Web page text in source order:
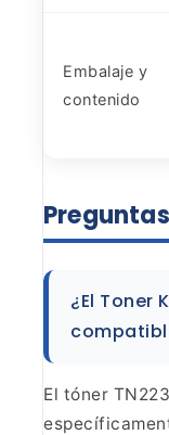
Embalaje y
contenido
Preguntas
¿El Toner
El tóner